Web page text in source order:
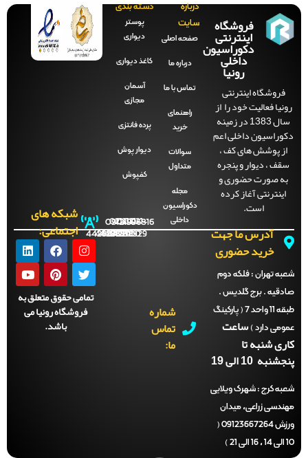
فروشگاه
اینترنتی
دکوراسیون
داخلی
رونیا
فروشگاه اینترنتی
فعالیت خود را از
سال 1383 در زمینه
داخلی اعم
پوشش های کف ،
، دیوار و پنجره
صورت حضوری و
اینترنتی آغاز کرده
درباره
سایت
صفحه‌ اصلی
درباره ما
تماس با ما
راهنمای
سوالات
متداول
دکوراسیون
دسته بندی
کاغذ دیواری
آسمان
پرده فانتزی
دیوار پوش
کفپوش
آدرس ما جهت
خرید حضوری
تهران :فلکه دوم
. برج گلدیس .
طبقه 11 واحد 7 ( پارکینگ
دارد )ساعت
شنبه تا
10 الی 19
کرج :شهرک ویلایی
زراعی، میدان
ورزش 09123667264 (
شماره
تماس
09121996816
021-
44288929
021-
44288700
021-
44288701
021-
44288702
شبکه های
اجتماعی:
تمامی حقوق متعلق به
فروشگاه رونیا می
باشد.